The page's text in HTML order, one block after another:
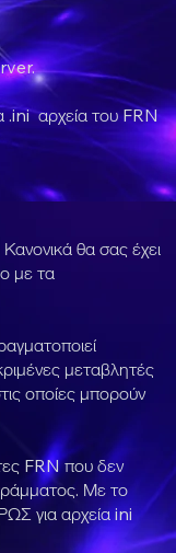
.ini αρχεία του FRN
θα σας έχει
με τα
μεταβλητές
οποίες μπορούν
FRN που δεν
Με το
για αρχεία ini